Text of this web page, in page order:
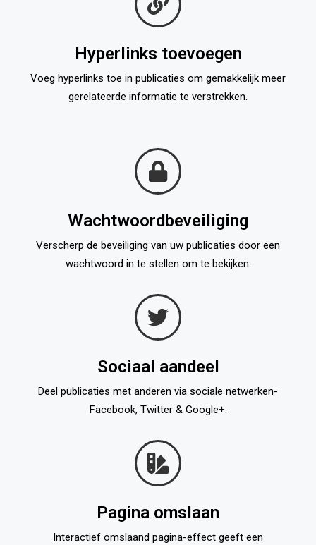
Hyperlinks toevoegen
Voeg hyperlinks toe in publicaties om gemakkelijk meer
gerelateerde informatie te verstrekken.
Wachtwoordbeveiliging
Verscherp de beveiliging van uw publicaties door een
wachtwoord in te stellen om te bekijken.
Sociaal aandeel
Deel publicaties met anderen via sociale netwerken-
Facebook, Twitter & Google+.
Pagina omslaan
Interactief omslaand pagina-effect geeft een